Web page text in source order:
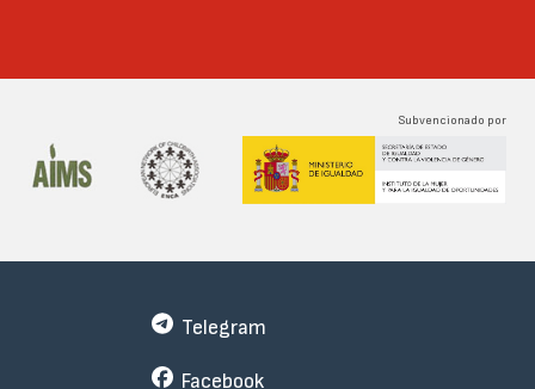
Subvencionado por
Telegram
Facebook